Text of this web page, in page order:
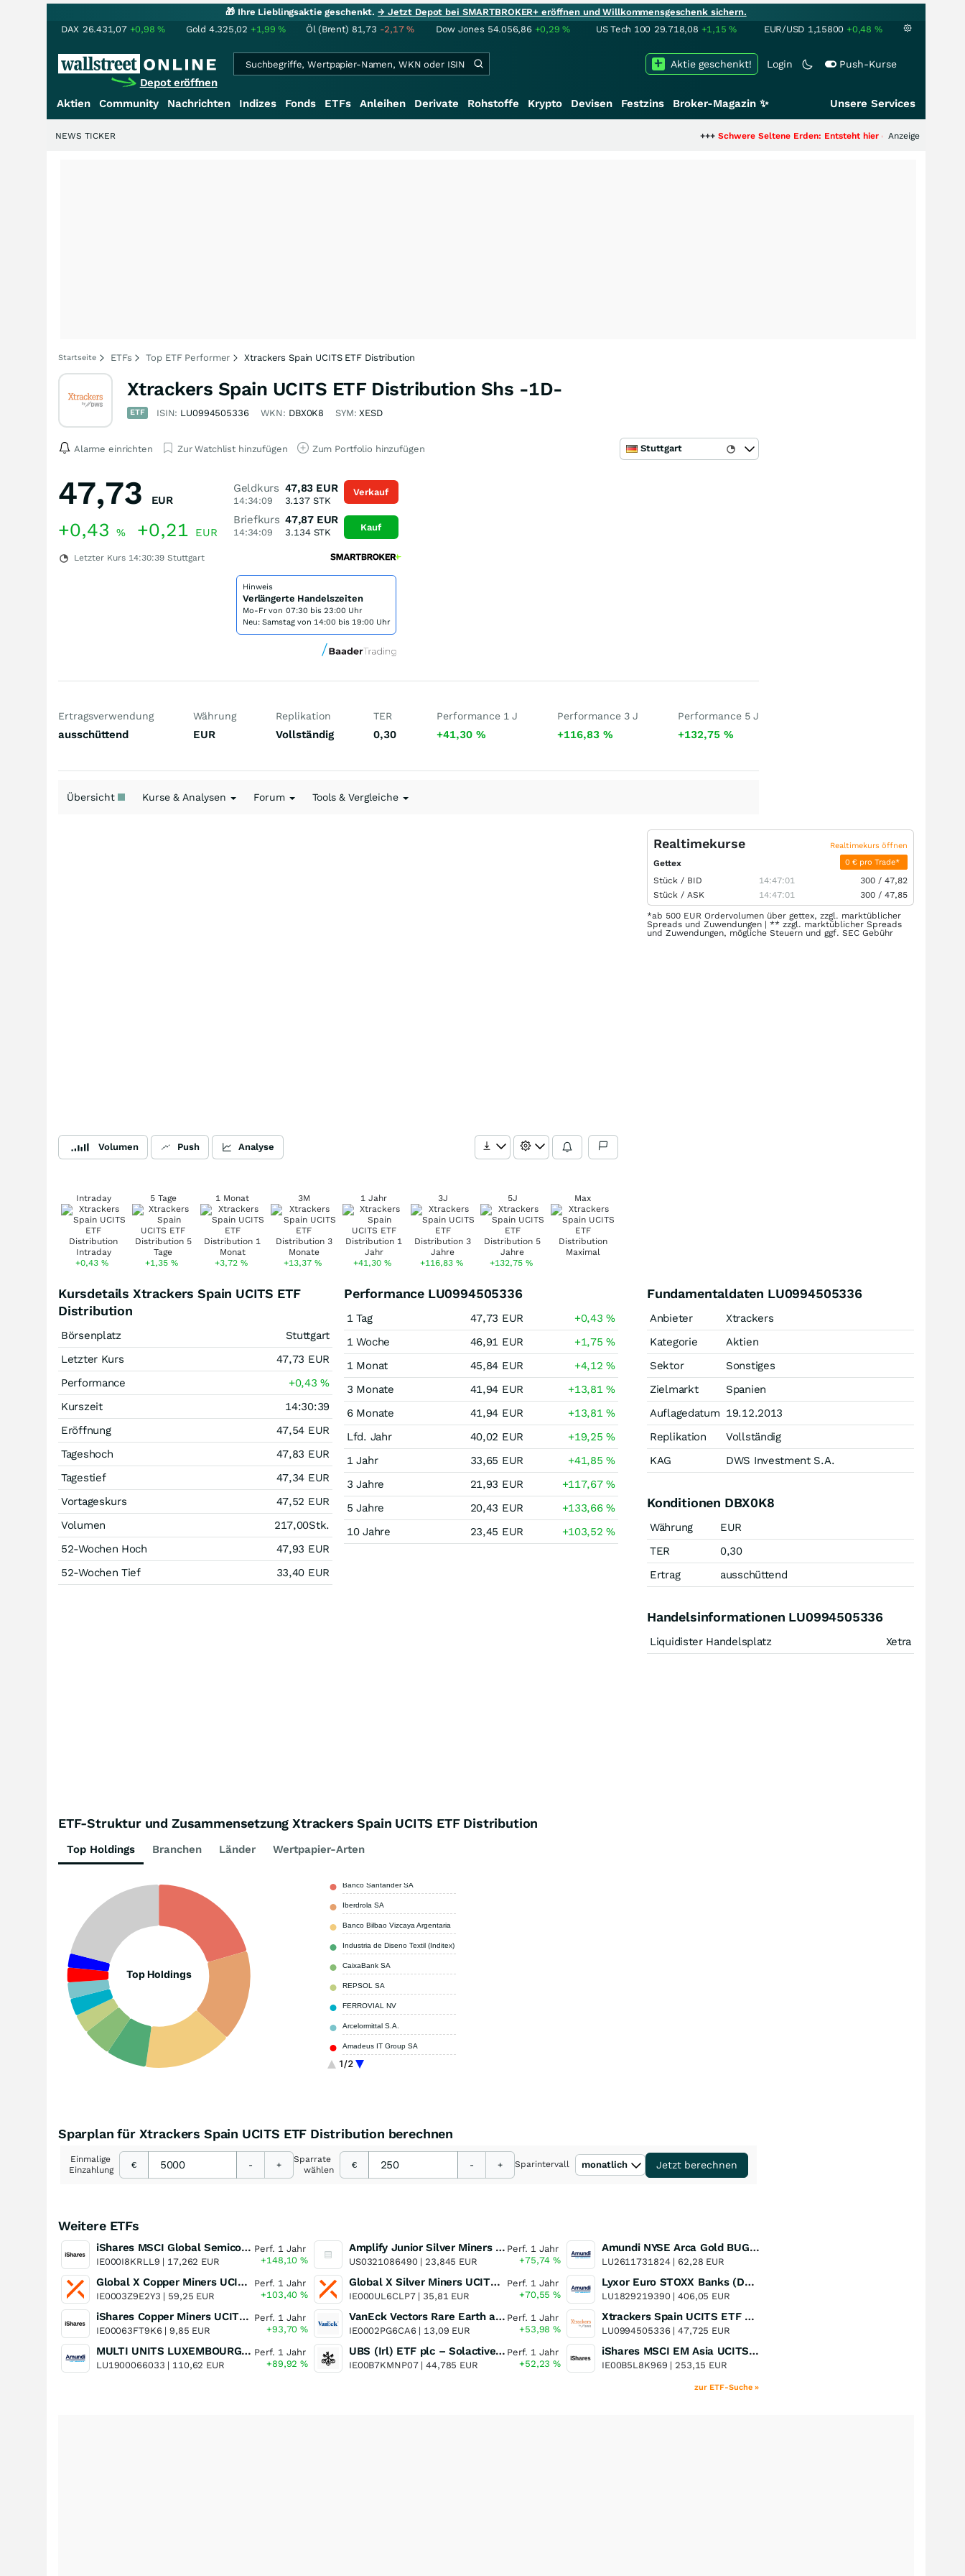
🎁 Ihre Lieblingsaktie geschenkt.→ Jetzt Depot bei SMARTBROKER+ eröffnen und Willkommensgeschenk sichern.
DAX 26.431,07 +0,98% Gold 4.325,02 +1,99% Öl (Brent) 81,73 -2,17% Dow Jones 54.056,86 +0,29% US Tech 100 29.718,08 +1,15% EUR/USD 1,15800 +0,48 %
Depot eröffnen
Login Push-Kurse
Aktie geschenkt!
Aktien Community Nachrichten Indizes Fonds ETFs Anleihen Derivate Rohstoffe Krypto Devisen Festzins Broker-Magazin ✨ Unsere Services
Schwere Seltene Erden: Entsteht hier die nächste Milliardenstory?
Anzeige
NEWS TICKER
Startseite ETFs Top ETF Performer Xtrackers Spain UCITS ETF Distribution
Xtrackers Spain UCITS ETF Distribution Shs -1D-
ETF ISIN: LU0994505336 WKN: DBX0K8 SYM:XESD
Alarme einrichten Zur Watchlist hinzufügen Zum Portfolio hinzufügen Stuttgart
47,73 EUR
+0,43 % +0,21 EUR
Letzter Kurs 14:30:39 Stuttgart
Geldkurs
14:34:09
47,83 EUR
3.137STK
Briefkurs
14:34:09
47,87 EUR
3.134STK
Verkauf
Kauf
Hinweis
Verlängerte Handelszeiten
Mo-Fr von 07:30 bis 23:00 Uhr
Neu: Samstag von 14:00 bis 19:00 Uhr
Ertragsverwendung
ausschüttend
Währung
EUR
Replikation
Vollständig
TER
0,30
Performance 1 J
+41,30 %
Performance 3 J
+116,83 %
Performance 5 J
+132,75 %
Übersicht Kurse & Analysen Forum Tools & Vergleiche
Volumen Push Analyse
Intraday
+0,43%
5 Tage
+1,35%
1 Monat
+3,72 %
3M
+13,37 %
1 Jahr
+41,30%
3J
+116,83 %
5J
+132,75 %
Max
Realtimekurse Realtimekurs öffnen
Gettex 0 € pro Trade*
Stück / BID 14:47:01 300 / 47,82
Stück / ASK 14:47:01 300 / 47,85
*ab 500 EUR Ordervolumen über gettex, zzgl. marktüblicher
Spreads und Zuwendungen | ** zzgl. marktüblicher Spreads
und Zuwendungen, mögliche Steuern und ggf. SEC Gebühr
Kursdetails Xtrackers Spain UCITS ETF
Distribution
Börsenplatz
Stuttgart
Letzter Kurs
47,73 EUR
Performance
+0,43%
Kurszeit
14:30:39
Eröffnung
47,54 EUR
Tageshoch
47,83 EUR
Tagestief
47,34 EUR
Vortageskurs
47,52 EUR
Volumen
217,00Stk.
52-Wochen Hoch
47,93 EUR
52-Wochen Tief
33,40 EUR
Performance LU0994505336
1 Tag 47,73 EUR +0,43%
1 Woche
46,91 EUR +1,75%
1 Monat
45,84 EUR +4,12%
3 Monate
41,94 EUR +13,81%
6 Monate
41,94 EUR +13,81%
Lfd. Jahr
40,02 EUR +19,25%
1 Jahr
33,65 EUR +41,85%
3 Jahre
21,93 EUR +117,67%
5 Jahre
20,43 EUR +133,66%
10 Jahre
23,45 EUR +103,52%
ETF-Struktur und Zusammensetzung Xtrackers Spain UCITS ETF Distribution
Top Holdings Branchen Länder Wertpapier-Arten
Top Holdings
1/2
Banco Santander SA
Iberdrola SA
Banco Bilbao Vizcaya Argentaria
Industria de Diseno Textil (Inditex)
CaixaBank SA
REPSOL SA
FERROVIAL NV
Arcelormittal S.A.
Amadeus IT Group SA
ACS Actividades de Construccion y Servicios SA
Fundamentaldaten LU0994505336
Anbieter
Xtrackers
Kategorie
Aktien
Sektor
Sonstiges
Zielmarkt
Spanien
Auflagedatum 19.12.2013
Replikation
Vollständig
KAG
DWS Investment S.A.
Konditionen DBX0K8
Währung
EUR
TER
0,30
Ertrag
ausschüttend
Handelsinformationen LU0994505336
Liquidister Handelsplatz Xetra
Sparplan für Xtrackers Spain UCITS ETF Distribution berechnen
Einmalige
Einzahlung
€ - +
Sparrate
wählen
€ - + Sparintervall monatlich Jetzt berechnen
Weitere ETFs
iShares MSCI Global Semiconductors UCITS ETF USD (Acc)
IE000I8KRLL9 | 17,262 EUR
Perf. 1 Jahr
+148,10%
Global X Copper Miners UCITS ETF USD Acc
IE0003Z9E2Y3 | 59,25 EUR
Perf. 1 Jahr
+103,40%
iShares Copper Miners UCITS ETF
IE00063FT9K6 |9,85 EUR
Perf. 1 Jahr
+93,70%
MULTI UNITS LUXEMBOURG - Lyxor MSCI Semiconductors ESG Filtered
LU1900066033 | 110,62 EUR
Perf. 1 Jahr
+89,92%
Amplify Junior Silver Miners ETF Junior Silver Miners ETF
US0321086490 | 23,845 EUR
Perf. 1 Jahr
+75,74%
Global X Silver Miners UCITS ETF
IE000UL6CLP7 | 35,81 EUR
Perf. 1 Jahr
+70,55%
VanEck Vectors Rare Earth and Strategic Metals UCITS ETF
IE0002PG6CA6 | 13,09 EUR
Perf. 1 Jahr
+53,98%
UBS (Irl) ETF plc – Solactive Global Pure Gold Miners UCITS ETF - A Dis USD o.N.
IE00B7KMNP07 |44,785 EUR
Perf. 1 Jahr
+52,23%
Amundi NYSE Arca Gold BUGS UCITS ETF Dist
LU2611731824 | 62,28 EUR
Lyxor Euro STOXX Banks (DR) UCITS ETF- Acc
LU1829219390 |406,05 EUR
Xtrackers Spain UCITS ETF Distribution
LU0994505336 |47,725 EUR
iShares MSCI EM Asia UCITS ETF
IE00B5L8K969 | 253,15 EUR
zur ETF-Suche »